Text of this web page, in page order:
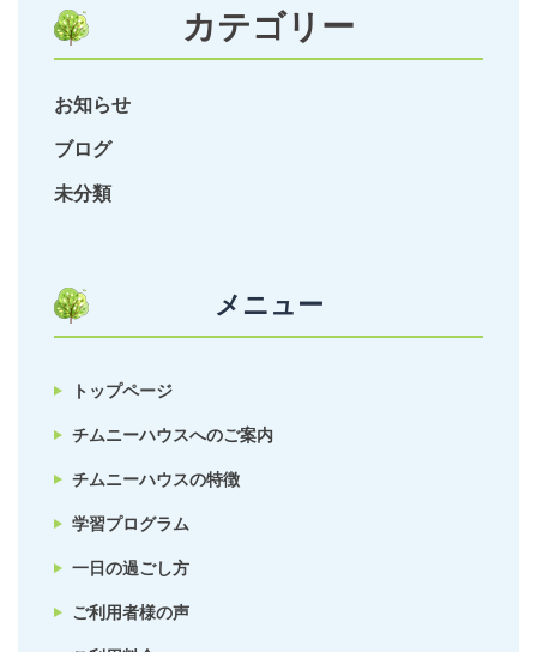
カテゴリー
お知らせ
ブログ
未分類
メニュー
トップページ
チムニーハウスへのご案内
チムニーハウスの特徴
学習プログラム
一日の過ごし方
ご利用者様の声